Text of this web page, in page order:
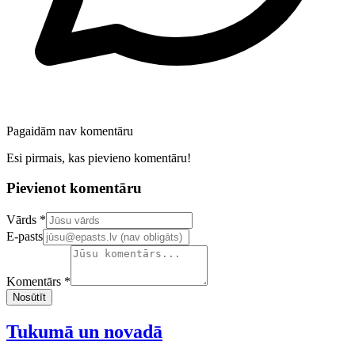
Pagaidām nav komentāru
Esi pirmais, kas pievieno komentāru!
Pievienot komentāru
Confirm your email address
Vārds *
E-pasts
Komentārs *
Nosūtīt
Tukumā un novadā